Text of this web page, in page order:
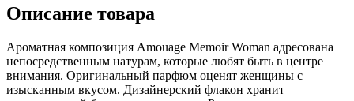
Описание товара
Ароматная композиция Amouage Memoir Woman адресована
непосредственным натурам, которые любят быть в центре
внимания. Оригинальный парфюм оценят женщины с
изысканным вкусом. Дизайнерский флакон хранит